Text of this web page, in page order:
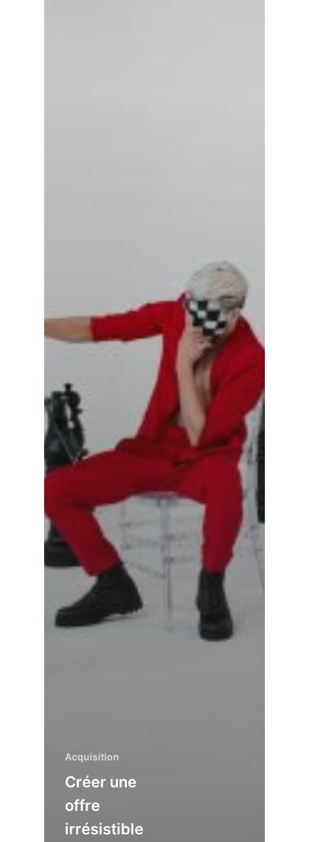
Acquisition
Créer une
offre
irrésistible